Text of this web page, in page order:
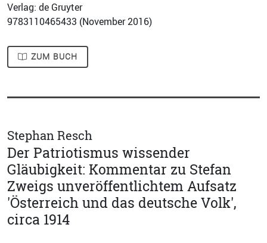
Verlag: de Gruyter
9783110465433 (November 2016)
ZUM BUCH
Stephan Resch
Der Patriotismus wissender
Gläubigkeit: Kommentar zu Stefan
Zweigs unveröffentlichtem Aufsatz
'Österreich und das deutsche Volk',
circa 1914